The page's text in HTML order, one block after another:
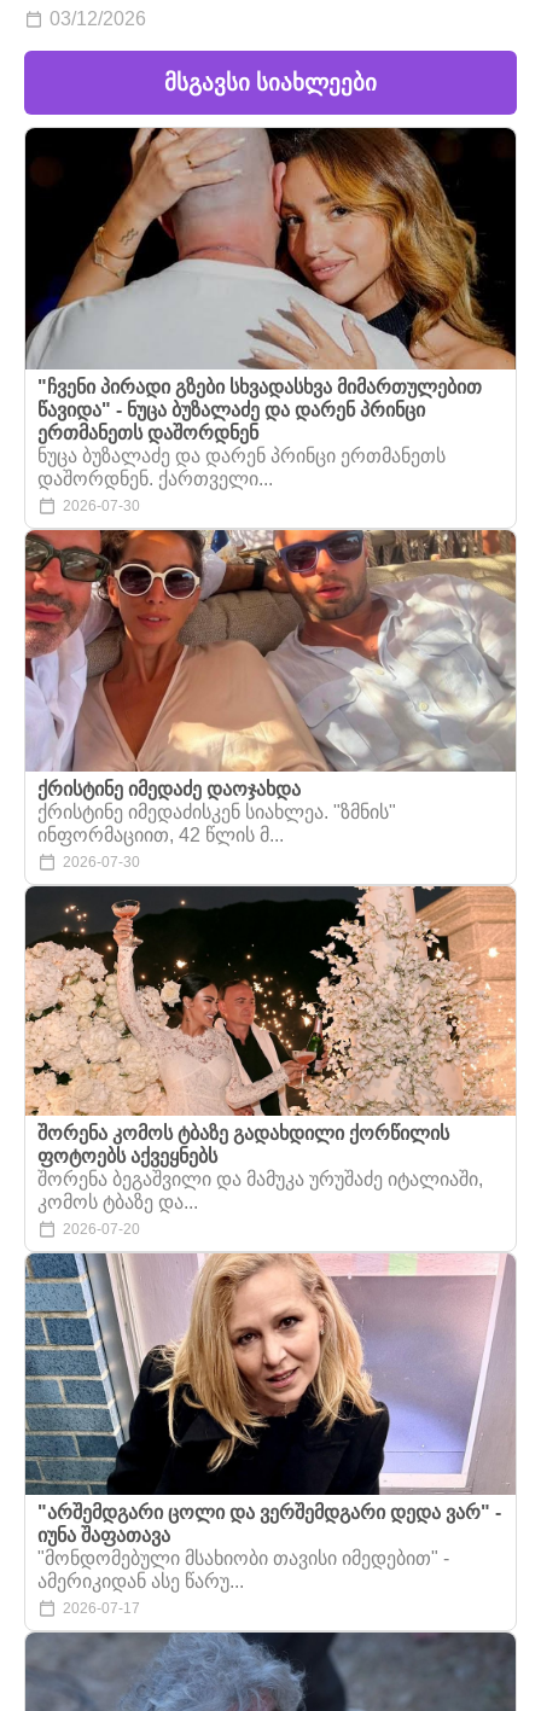
03/12/2026
მსგავსი სიახლეები
"ჩვენი პირადი გზები სხვადასხვა მიმართულებით
წავიდა" - ნუცა ბუზალაძე და დარენ პრინცი
ერთმანეთს დაშორდნენ
ნუცა ბუზალაძე და დარენ პრინცი ერთმანეთს
დაშორდნენ. ქართველი...
2026-07-30
ქრისტინე იმედაძე დაოჯახდა
ქრისტინე იმედაძისკენ სიახლეა. "ზმნის"
ინფორმაციით, 42 წლის მ...
2026-07-30
შორენა კომოს ტბაზე გადახდილი ქორწილის
ფოტოებს აქვეყნებს
შორენა ბეგაშვილი და მამუკა ურუშაძე იტალიაში,
კომოს ტბაზე და...
2026-07-20
"არშემდგარი ცოლი და ვერშემდგარი დედა ვარ" -
იუნა შაფათავა
"მონდომებული მსახიობი თავისი იმედებით" -
ამერიკიდან ასე წარუ...
2026-07-17